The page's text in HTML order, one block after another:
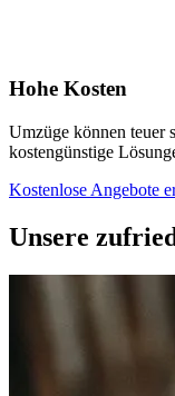
Hohe Kosten
Umzüge können teuer
kostengünstige
Kostenlose Angebote
Unsere